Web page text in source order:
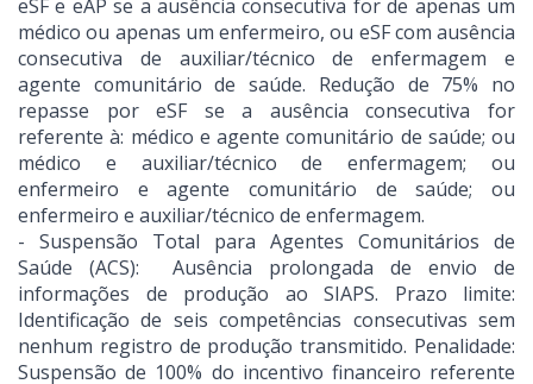
eSF e eAP se a ausência consecutiva for de apenas um
médico ou apenas um enfermeiro, ou eSF com ausência
consecutiva de auxiliar/técnico de enfermagem e
agente comunitário de saúde. Redução de 75% no
repasse por eSF se a ausência consecutiva for
referente à: médico e agente comunitário de saúde; ou
médico e auxiliar/técnico de enfermagem; ou
enfermeiro e agente comunitário de saúde; ou
enfermeiro e auxiliar/técnico de enfermagem.
- Suspensão Total para Agentes Comunitários de
Saúde (ACS): Ausência prolongada de envio de
informações de produção ao SIAPS. Prazo limite:
Identificação de seis competências consecutivas sem
nenhum registro de produção transmitido. Penalidade:
Suspensão de 100% do incentivo financeiro referente